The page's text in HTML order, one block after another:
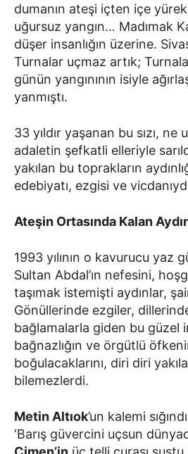
dumanın ateşi içten içe
uğursuz yangın… Madımak
düşer insanlığın üzerine.
Turnalar uçmaz artık;
günün yangınının isiyle
yanmıştı.
33 yıldır yaşanan bu sızı, ne
adaletin şefkatli elleriyle
yakılan bu toprakların
edebiyatı, ezgisi ve
Ateşin Ortasında Kalan
1993 yılının o kavurucu yaz
Sultan Abdal’ın nefesini,
taşımak istemişti aydınlar,
Gönüllerinde ezgiler,
bağlamalarla giden bu güzel
bağnazlığın ve örgütlü
boğulacaklarını, diri diri
bilemezlerdi.
Metin Altıok’un kalemi
‘Barış güvercini uçsun